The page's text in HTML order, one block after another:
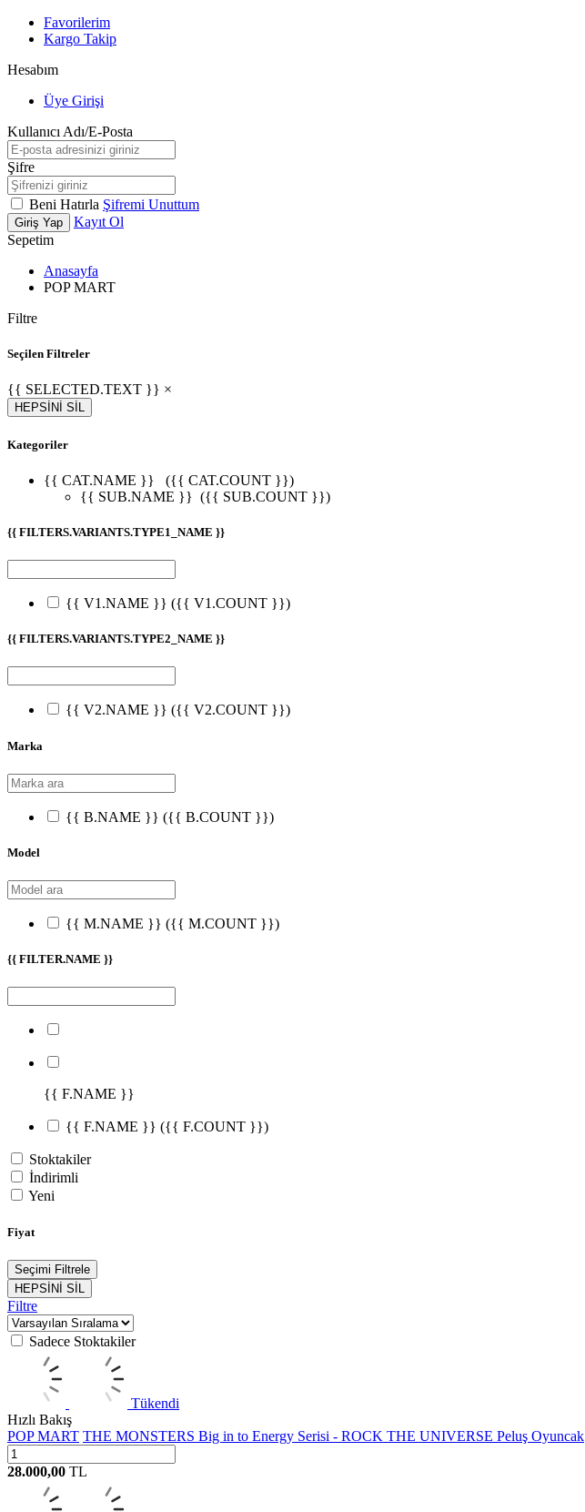
Favorilerim
Kargo Takip
Hesabım
Üye Girişi
Kullanıcı Adı/E-Posta
Şifre
Beni Hatırla Şifremi Unuttum
Giriş Yap
Kayıt Ol
Sepetim
Anasayfa
POP MART
Filtre
Seçilen Filtreler
{{ SELECTED.TEXT }} ×
HEPSİNİ SİL
Kategoriler
{{ CAT.NAME }}
({{ CAT.COUNT }})
{{ SUB.NAME }} ({{ SUB.COUNT }})
{{ FILTERS.VARIANTS.TYPE1_NAME }}
{{ V1.NAME }} ({{ V1.COUNT }})
{{ FILTERS.VARIANTS.TYPE2_NAME }}
{{ V2.NAME }} ({{ V2.COUNT }})
Marka
{{ B.NAME }} ({{ B.COUNT }})
Model
{{ M.NAME }} ({{ M.COUNT }})
{{ FILTER.NAME }}
{{ F.NAME }}
{{ F.NAME }} ({{ F.COUNT }})
Stoktakiler
İndirimli
Yeni
Fiyat
Seçimi Filtrele
HEPSİNİ SİL
Filtre
Sadece Stoktakiler
Tükendi
Hızlı Bakış
POP MART THE MONSTERS Big in to Energy Serisi - ROCK THE UNIVERSE Peluş Oyuncak
28.000,00 TL